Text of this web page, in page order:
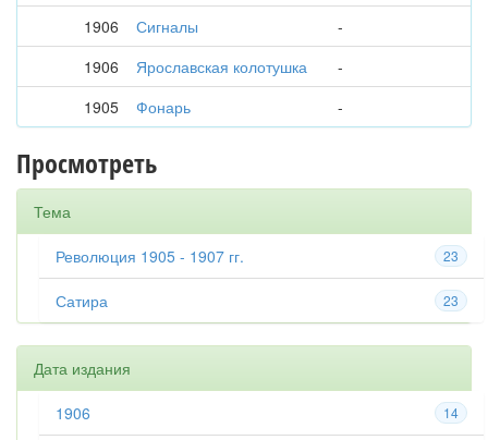
1906
Сигналы
-
1906
Ярославская колотушка
-
1905
Фонарь -
Просмотреть
Тема
23
Революция 1905 - 1907 гг.
23
Сатира
Дата издания
14
1906